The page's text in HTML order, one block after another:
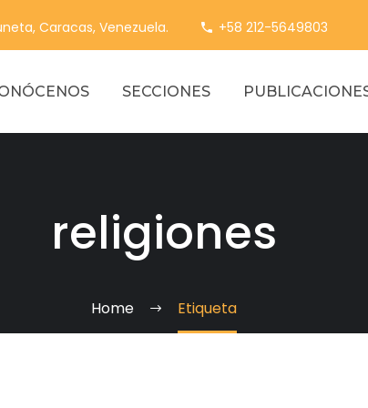
Caracas, Venezuela. +58 212-5649803
SECCIONES
religiones
Home Etiqueta